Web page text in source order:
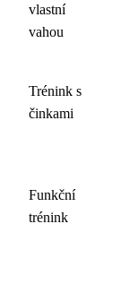
vlastní
vahou
Trénink s
činkami
Funkční
trénink